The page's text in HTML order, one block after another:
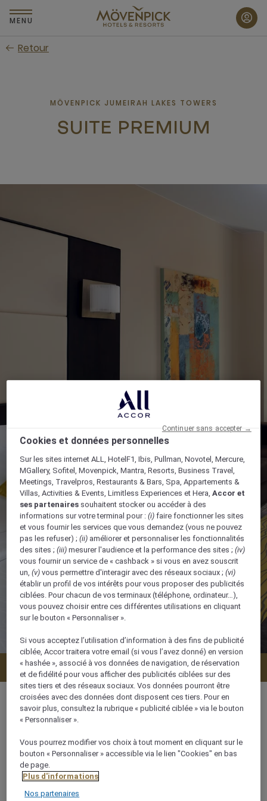
Passer
au
principal
MENU
Retour
MÖVENPICK JUMEIRAH LAKES TOWERS
SUITE PREMIUM
Vérifier la disponibilité
82 m²
Vue sur la ville,Vue sur le lac,Vue
panoramique,Vue sur la piscine
Cookies et données personnelles
Sur les sites internet ALL, HotelF1, Ibis, Pullman, Novotel, Mercure,
MGallery, Sofitel, Movenpick, Mantra, Resorts, Business Travel,
Meetings, Travelpros, Restaurants & Bars, Spa, Appartements &
Villas, Activities & Events, Limitless Experiences et Hera,Accor et
ses partenaires souhaitent stocker ou accéder à des
informations sur votre terminal pour :(i) faire fonctionner les sites
et vous fournir les services que vous demandez (vous ne pouvez
pas les refuser) ;(ii) améliorer et personnaliser les fonctionnalités
des sites ;(iii) mesurer l'audience et la performance des sites ;(iv)
vous fournir un service de « cashback » si vous en avez souscrit
un,(v) vous permettre d'interagir avec des réseaux sociaux ;(vi)
établir un profil de vos intérêts pour vous proposer des publicités
ciblées. Pour chacun de vos terminaux (téléphone, ordinateur…),
vous pouvez choisir entre ces différentes utilisations en cliquant
sur le bouton « Personnaliser ».
Si vous acceptez l’utilisation d’information à des fins de publicité
ciblée, Accor traitera votre email (si vous l’avez donné) en version
« hashée », associé à vos données de navigation, de réservation
et de fidélité pour vous afficher des publicités ciblées sur des
sites tiers et des réseaux sociaux. Vos données pourront être
croisées avec des données dont disposent ces tiers. Pour en
savoir plus, consultez la rubrique « publicité ciblée » via le bouton
« Personnaliser ».
Vous pourrez modifier vos choix à tout moment en cliquant sur le
bouton « Personnaliser » accessible via le lien "Cookies" en bas
de page.
Plus d'informations
Nos partenaires
Continuer sans accepter →